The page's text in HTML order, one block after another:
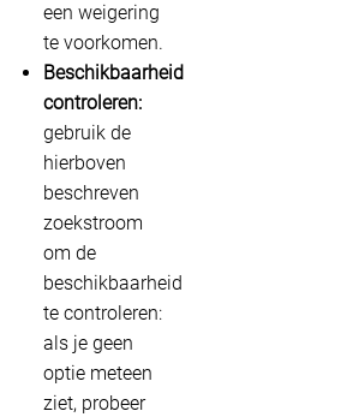
een weigering
te voorkomen.
Beschikbaarheid
controleren:
gebruik de
hierboven
beschreven
zoekstroom
om de
beschikbaarheid
te controleren:
als je geen
optie meteen
ziet, probeer